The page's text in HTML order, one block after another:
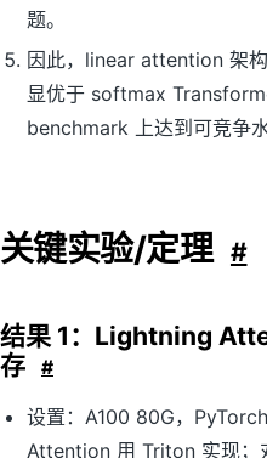
题。
因此，linear attention 架
显优于 softmax
benchmark 上达到可竞争水
关键实验/定理 #
结果 1：Lightning
存
#
设置：A100 80G，
Attention 用 Triton 实现